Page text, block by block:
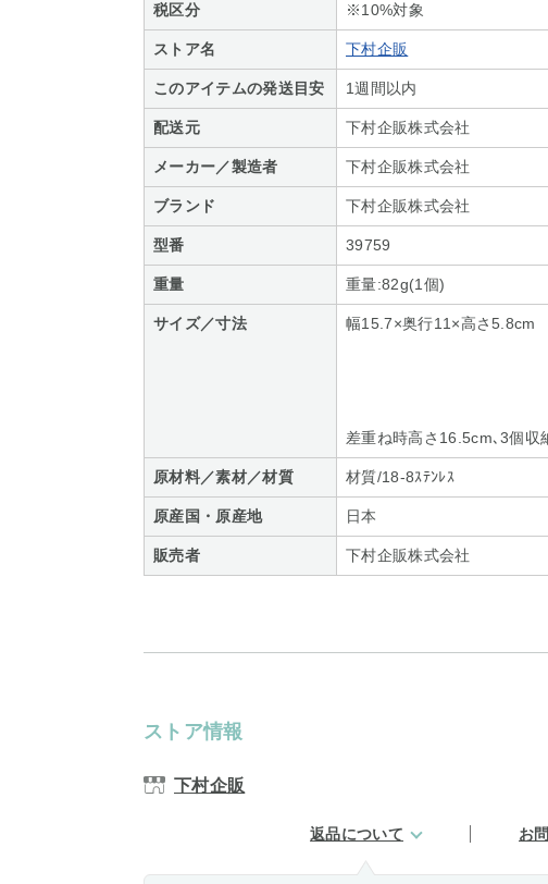
税区分 ※10%対象
ストア名 下村企販
このアイテムの発送目安 1週間以内
配送元 下村企販株式会社
メーカー／製造者 下村企販株式会社
ブランド 下村企販株式会社
型番 39759
重量 重量:82g(1個)
サイズ／寸法 幅15.7×奥
内寸:幅14×
3
差重ね時高さ16.5cm､3個収
原材料／素材／材質 材質/18-8ｽﾃﾝﾚｽ
原産国・原産地 日本
販売者 下村企販株式会社
ストア情報
下村企販
返品について お